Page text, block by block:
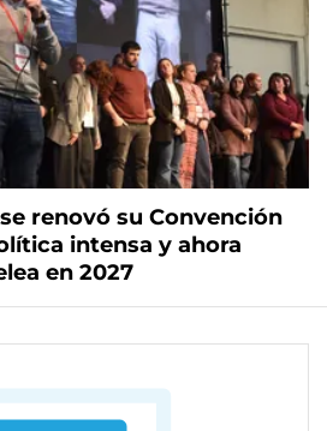
renovó su Convención
intensa y ahora
en 2027